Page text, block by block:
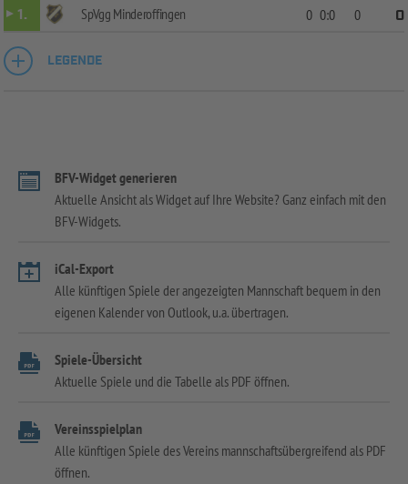
1.
SpVgg Minderoffingen 0 0:0 0 0
LEGENDE
BFV-Widget generieren
Aktuelle Ansicht als Widget auf Ihre Website? Ganz einfach mit den
BFV-Widgets.
iCal-Export
Alle künftigen Spiele der angezeigten Mannschaft bequem in den
eigenen Kalender von Outlook, u.a. übertragen.
Spiele-Übersicht
Aktuelle Spiele und die Tabelle als PDF öffnen.
Vereinsspielplan
Alle künftigen Spiele des Vereins mannschaftsübergreifend als PDF
öffnen.